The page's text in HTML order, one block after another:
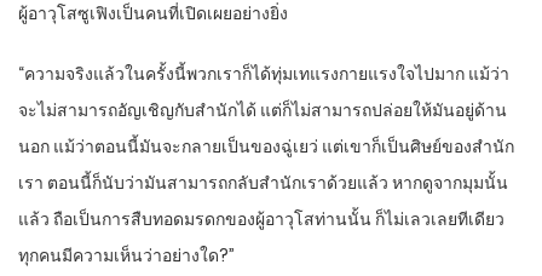
ผู้อาวุโสซูเฟิงเป็นคนที่เปิดเผยอย่างยิ่ง
“ความจริงแล้วในครั้งนี้พวกเราก็ได้ทุ่มเทแรงกายแรงใจไปมาก แม้ว่า
จะไม่สามารถอัญเชิญกับสำนักได้ แต่ก็ไม่สามารถปล่อยให้มันอยู่ด้าน
นอก แม้ว่าตอนนี้มันจะกลายเป็นของฉู่เยว่ แต่เขาก็เป็นศิษย์ของสำนัก
เรา ตอนนี้ก็นับว่ามันสามารถกลับสำนักเราด้วยแล้ว หากดูจากมุมนั้น
แล้ว ถือเป็นการสืบทอดมรดกของผู้อาวุโสท่านนั้น ก็ไม่เลวเลยทีเดียว
ทุกคนมีความเห็นว่าอย่างใด?”